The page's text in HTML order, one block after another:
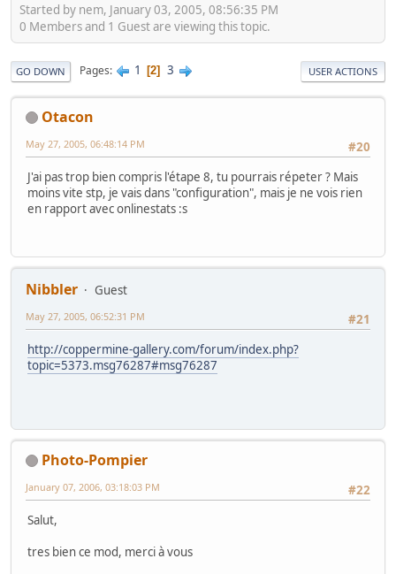
Started by nem, January 03, 2005, 08:56:35 PM
0 Members and 1 Guest are viewing this topic.
GO DOWN Pages 1 2 3 USER ACTIONS
Otacon
#20
May 27, 2005, 06:48:14 PM
J'ai pas trop bien compris l'étape 8, tu pourrais répeter ? Mais
moins vite stp, je vais dans "configuration", mais je ne vois rien
en rapport avec onlinestats :s
Nibbler
Guest
#21
May 27, 2005, 06:52:31 PM
http://coppermine-gallery.com/forum/index.php?
topic=5373.msg76287#msg76287
Photo-Pompier
#22
January 07, 2006, 03:18:03 PM
Salut,
tres bien ce mod, merci à vous